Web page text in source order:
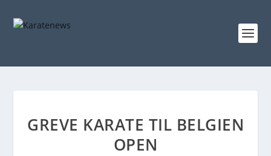
GREVE KARATE TIL BELGIEN
OPEN